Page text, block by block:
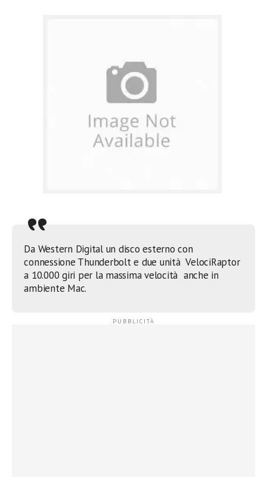
Da Western Digital un disco esterno con
connessione Thunderbolt e due unità VelociRaptor
a 10.000 giri per la massima velocità anche in
ambiente Mac.